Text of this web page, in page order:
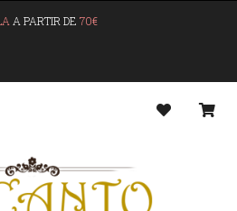
A PARTIR DE 70€